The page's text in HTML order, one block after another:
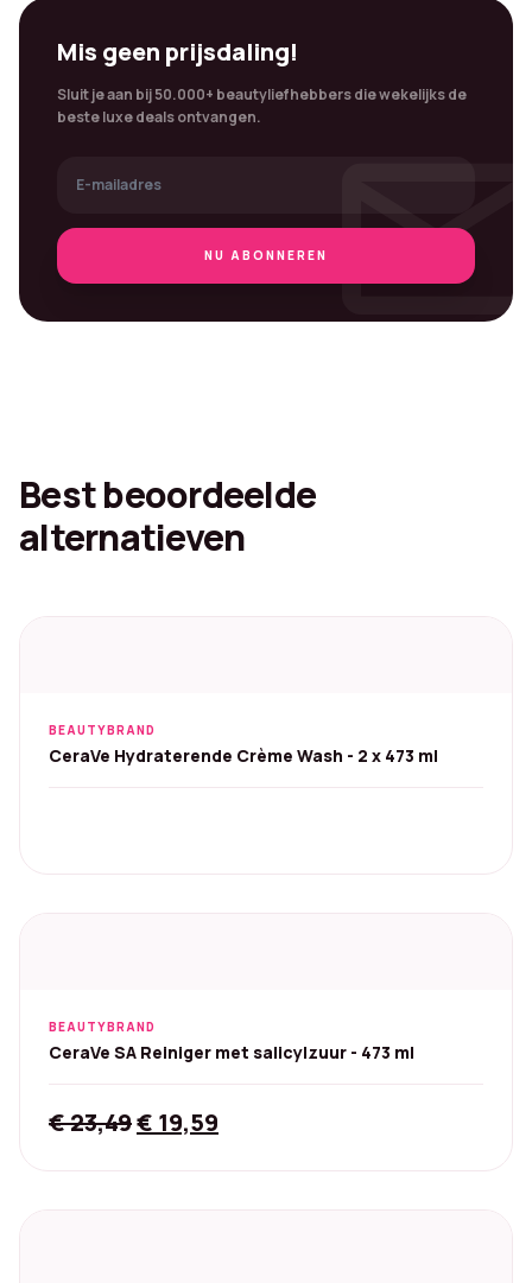
Mis geen prijsdaling!
Sluit je aan bij 50.000+ beautyliefhebbers die wekelijks de
beste luxe deals ontvangen.
NU ABONNEREN
Best beoordeelde
alternatieven
BEAUTYBRAND
CeraVe Hydraterende Crème Wash - 2 x 473 ml
BEAUTYBRAND
CeraVe SA Reiniger met salicylzuur - 473 ml
€23,49Original
€ 19,59